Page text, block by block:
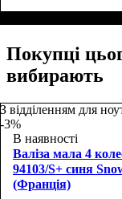
Покупці
вибирають
З відділенням для
-3%
В наявності
Валіза мала 4
94103/S+ синя
(Франція)